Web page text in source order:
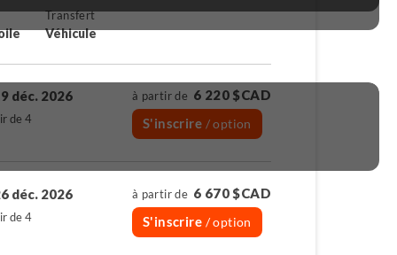
Transfert
Véhicule
déc. 2026
de 4
à partir de 6 220 $CAD
S'inscrire / option
déc. 2026
de 4
à partir de 6 670 $CAD
S'inscrire / option